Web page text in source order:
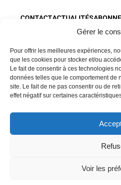
Gérer le
Pour offrir les meilleures expériences,
que les cookies pour stocker et/ou
Le fait de consentir à ces technologies
données telles que le comportement de
site. Le fait de ne pas consentir ou de
effet négatif sur certaines
Voir les
CONTACTACTUALITÉS
:
© 2026 Galerie du